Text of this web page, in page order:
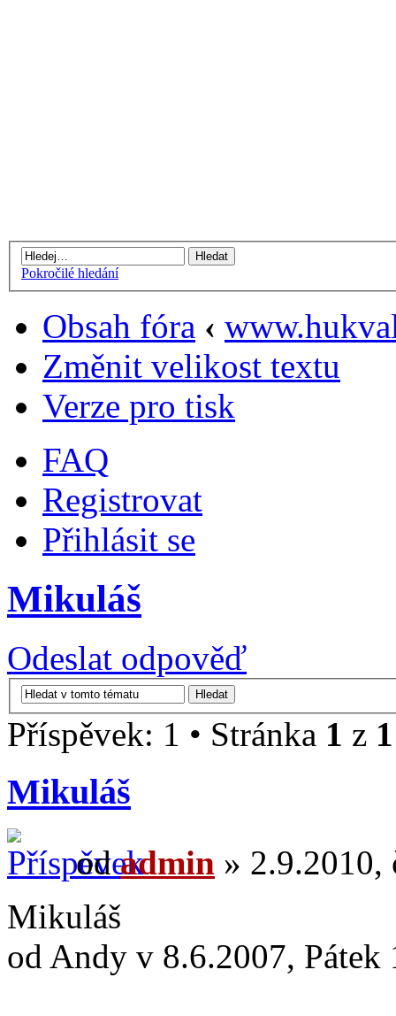
Pokročilé hledání
Obsah fóra ‹
Změnit velikost textu
Verze pro tisk
FAQ
Registrovat
Přihlásit se
Mikuláš
Odeslat odpověď
Příspěvek: 1 • Stránka 1 z 1
Mikuláš
odadmin » 2.9.2010,
Mikuláš
od Andy v 8.6.2007, Pátek